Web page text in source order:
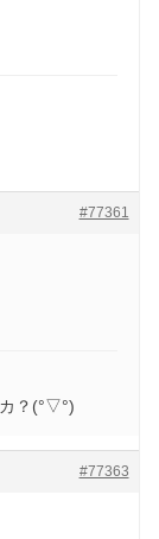
#77361
？(°▽°)
#77363